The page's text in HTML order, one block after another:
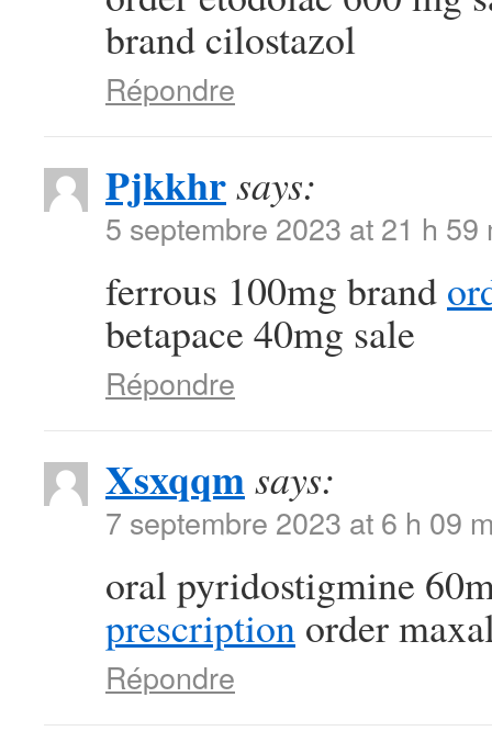
brand cilostazol
Répondre
Pjkkhrsays:
5 septembre 2023 at 21 h 59
ferrous 100mg brand
betapace 40mg sale
Répondre
Xsxqqmsays:
7 septembre 2023 at 6 h 09
oral pyridostigmine
prescription order
Répondre